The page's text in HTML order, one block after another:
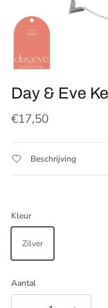
Day & Eve
Reguliere prijs
€17,50
Beschrijving
Kleur
Zilver
Aantal